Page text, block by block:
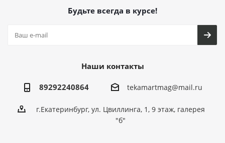
Будьте всегда в курсе!
Наши контакты
89292240864 tekamartmag@mail.ru
г.Екатеринбург, ул. Цвиллинга, 1, 9 этаж, галерея
"б"